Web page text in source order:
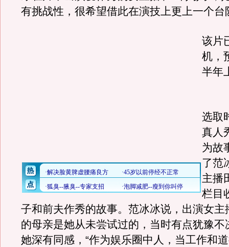
有挑战性，很希望借此在演技上更上一个台
该片
机，
半年
选取
真人
为故
了范
主播
栏目
子和前夫作秀的故事。范冰冰说，出演女主
的母亲是她从未尝试过的，当时有点犹豫不
她深有同感，“作为娱乐圈中人，当工作和